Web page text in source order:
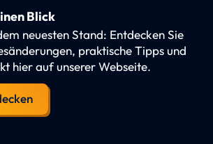
Blick
neuesten Stand: Entdecken Sie
praktische Tipps und
hier auf unserer Webseite.